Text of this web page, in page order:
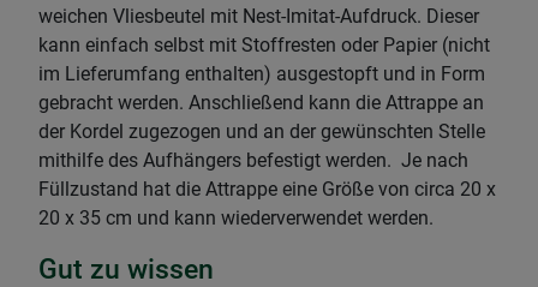
weichen Vliesbeutel mit Nest-Imitat-Aufdruck. Dieser
kann einfach selbst mit Stoffresten oder Papier (nicht
im Lieferumfang enthalten) ausgestopft und in Form
gebracht werden. Anschließend kann die Attrappe an
der Kordel zugezogen und an der gewünschten Stelle
mithilfe des Aufhängers befestigt werden. Je nach
Füllzustand hat die Attrappe eine Größe von circa 20 x
20 x 35 cm und kann wiederverwendet werden.
Gut zu wissen